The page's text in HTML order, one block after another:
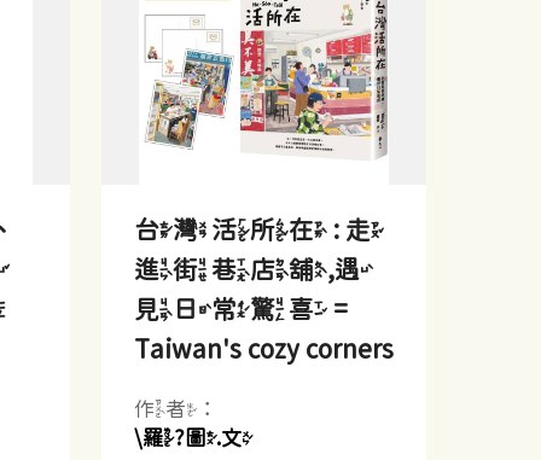
台灣活所在 : 走
進街巷店舖,遇
見日常驚喜 =
Taiwan's cozy corners
作者：
\羅?圖.文